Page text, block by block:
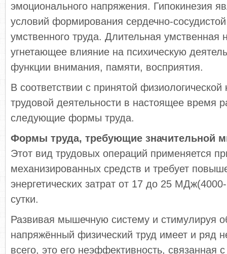
эмоционального напряжения. Гипокинезия
условий формирования сердечно-
умственного труда. Длительная умственная
угнетающее влияние на психическую
функции внимания, памяти, восприятия.
В соответствии с принятой
трудовой деятельности в настоящее время
следующие формы труда.
Формы труда, требующие значительной
Этот вид трудовых операций применяется
механизированных средств и требует
энергетических затрат от 17 до 25
сутки.
Развивая мышечную систему и стимулируя
напряжённый физический труд имеет и ряд
всего, это его неэффективность, связанная с